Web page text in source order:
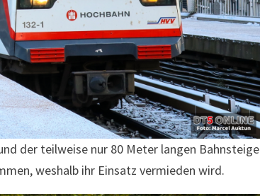
der teilweise nur 80 Meter langen Bahnsteige
weshalb ihr Einsatz vermieden wird.